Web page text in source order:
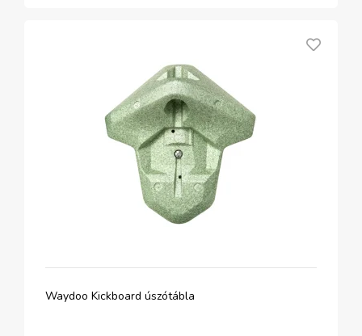
Waydoo Kickboard úszótábla